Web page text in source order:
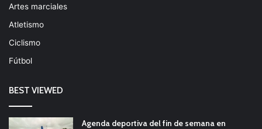
Artes marciales
Atletismo
Ciclismo
Fútbol
BEST VIEWED
Agenda deportiva del fin de semana en